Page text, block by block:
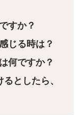
すか？
じる時は？
何ですか？
としたら、